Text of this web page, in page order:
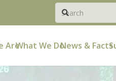
AreWhat We DoNews & Facts